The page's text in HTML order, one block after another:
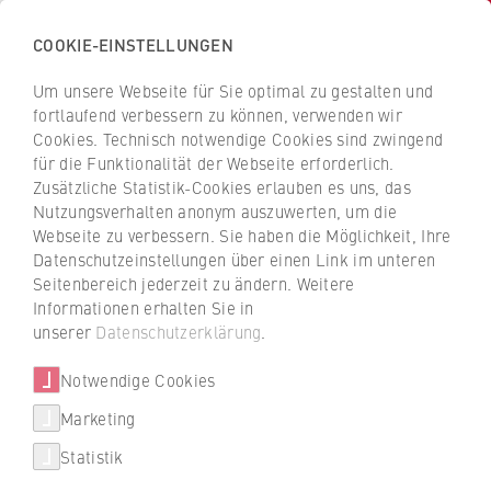
Z
u
ü
k
u
S
a
H
c
h
s
c
h
u
l
e
f
r
W
i
r
Z
u
r
ü
c
k
z
u
r
t
a
t
Über uns
Events
Wissenschaft im Dialog:
Forschungs- und Transferforum
2025
Wie gelingt der Dialog zwischen
Wissenschaft und Praxis? Das Forum der
HWR Berlin zeigte 2025, wie aus Forschung
Impulse für Gesellschaft, Demokratie und
COOKIE-EINSTELLUNGEN
Um unsere Webseite für Sie optimal zu gestalten und
fortlaufend verbessern zu können, verwenden wir
Cookies. Technisch notwendige Cookies sind zwingend
für die Funktionalität der Webseite erforderlich.
Zusätzliche Statistik-Cookies erlauben es uns, das
Nutzungsverhalten anonym auszuwerten, um die
Webseite zu verbessern. Sie haben die Möglichkeit, Ihre
Datenschutzeinstellungen über einen Link im unteren
Seitenbereich jederzeit zu ändern. Weitere
Informationen erhalten Sie in
unserer Datenschutzerklärung
Notwendige Cookies
Marketing
Statistik